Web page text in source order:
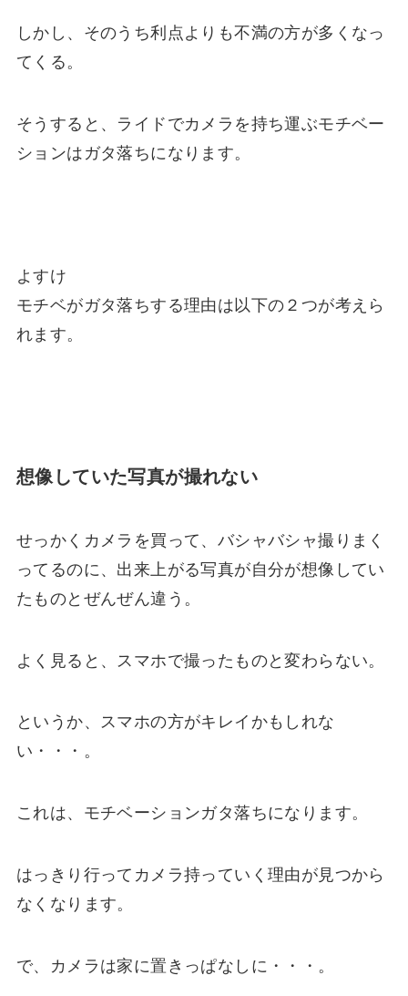
しかし、そのうち利点よりも不満の方が多くなっ
てくる 。
そうすると、ライドでカメラを持ち運ぶモチベー
ションはガタ落ちになります。
よすけ
モチベがガタ落ちする理由は以下の２つが考えら
れます。
想像していた写真が撮れない
せっかくカメラを買って、バシャバシャ撮りまく
ってるのに、出来上がる写真が自分が想像してい
たものとぜんぜん違う。
よく見ると、スマホで撮ったものと変わらない。
というか、スマホの方がキレイかもしれな
い・・・。
これは、モチベーションガタ落ちになります。
はっきり行ってカメラ持っていく理由が見つから
なくなります。
で、カメラは家に置きっぱなしに・・・。